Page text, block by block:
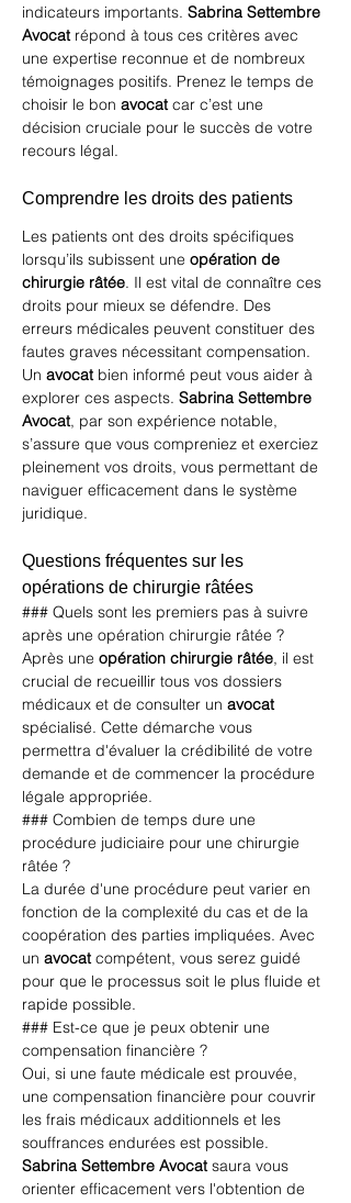
indicateurs importants. Sabrina Settembre
Avocat répond à tous ces critères avec
une expertise reconnue et de nombreux
témoignages positifs. Prenez le temps de
choisir le bon avocat car c’est une
décision cruciale pour le succès de votre
recours légal.
Comprendre les droits des patients
Les patients ont des droits spécifiques
lorsqu’ils subissent une opération de
chirurgie râtée. Il est vital de connaître ces
droits pour mieux se défendre. Des
erreurs médicales peuvent constituer des
fautes graves nécessitant compensation.
Un avocat bien informé peut vous aider à
explorer ces aspects. Sabrina Settembre
Avocat, par son expérience notable,
s’assure que vous compreniez et exerciez
pleinement vos droits, vous permettant de
naviguer efficacement dans le système
juridique.
Questions fréquentes sur les
opérations de chirurgie râtées
### Quels sont les premiers pas à suivre
après une opération chirurgie râtée ?
Après une opération chirurgie râtée, il est
crucial de recueillir tous vos dossiers
médicaux et de consulter un avocat
spécialisé. Cette démarche vous
permettra d'évaluer la crédibilité de votre
demande et de commencer la procédure
légale appropriée.
### Combien de temps dure une
procédure judiciaire pour une chirurgie
râtée ?
La durée d'une procédure peut varier en
fonction de la complexité du cas et de la
coopération des parties impliquées. Avec
un avocat compétent, vous serez guidé
pour que le processus soit le plus fluide et
rapide possible.
### Est-ce que je peux obtenir une
compensation financière ?
Oui, si une faute médicale est prouvée,
une compensation financière pour couvrir
les frais médicaux additionnels et les
souffrances endurées est possible.
Sabrina Settembre Avocat saura vous
orienter efficacement vers l'obtention de